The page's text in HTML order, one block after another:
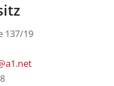
137/19